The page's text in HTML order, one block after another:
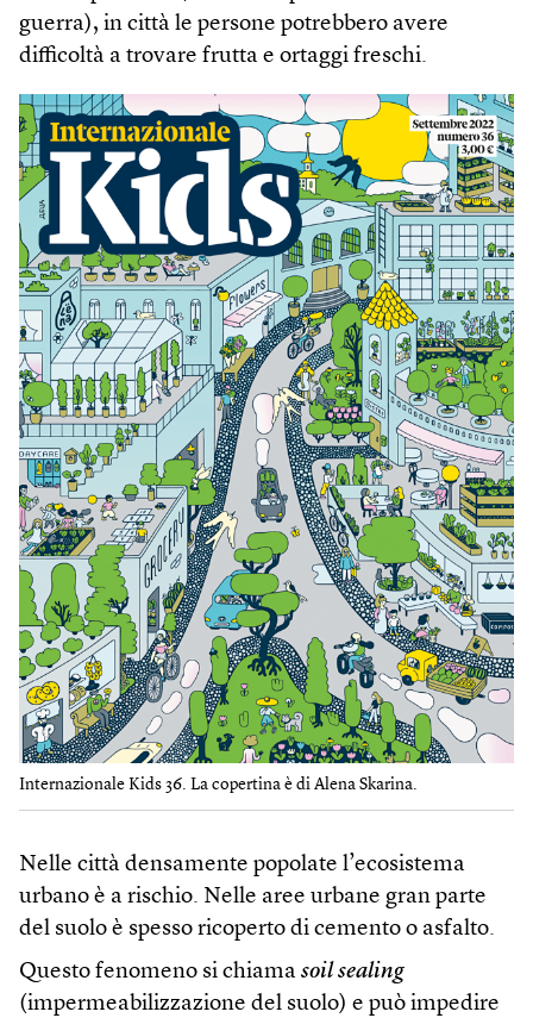
guerra), in città le persone potrebbero avere
difficoltà a trovare frutta e ortaggi freschi.
Internazionale Kids 36. La copertina è di Alena Skarina.
Nelle città densamente popolate l’ecosistema
urbano è a rischio. Nelle aree urbane gran parte
del suolo è spesso ricoperto di cemento o asfalto.
Questo fenomeno si chiama soil sealing
(impermeabilizzazione del suolo) e può impedire